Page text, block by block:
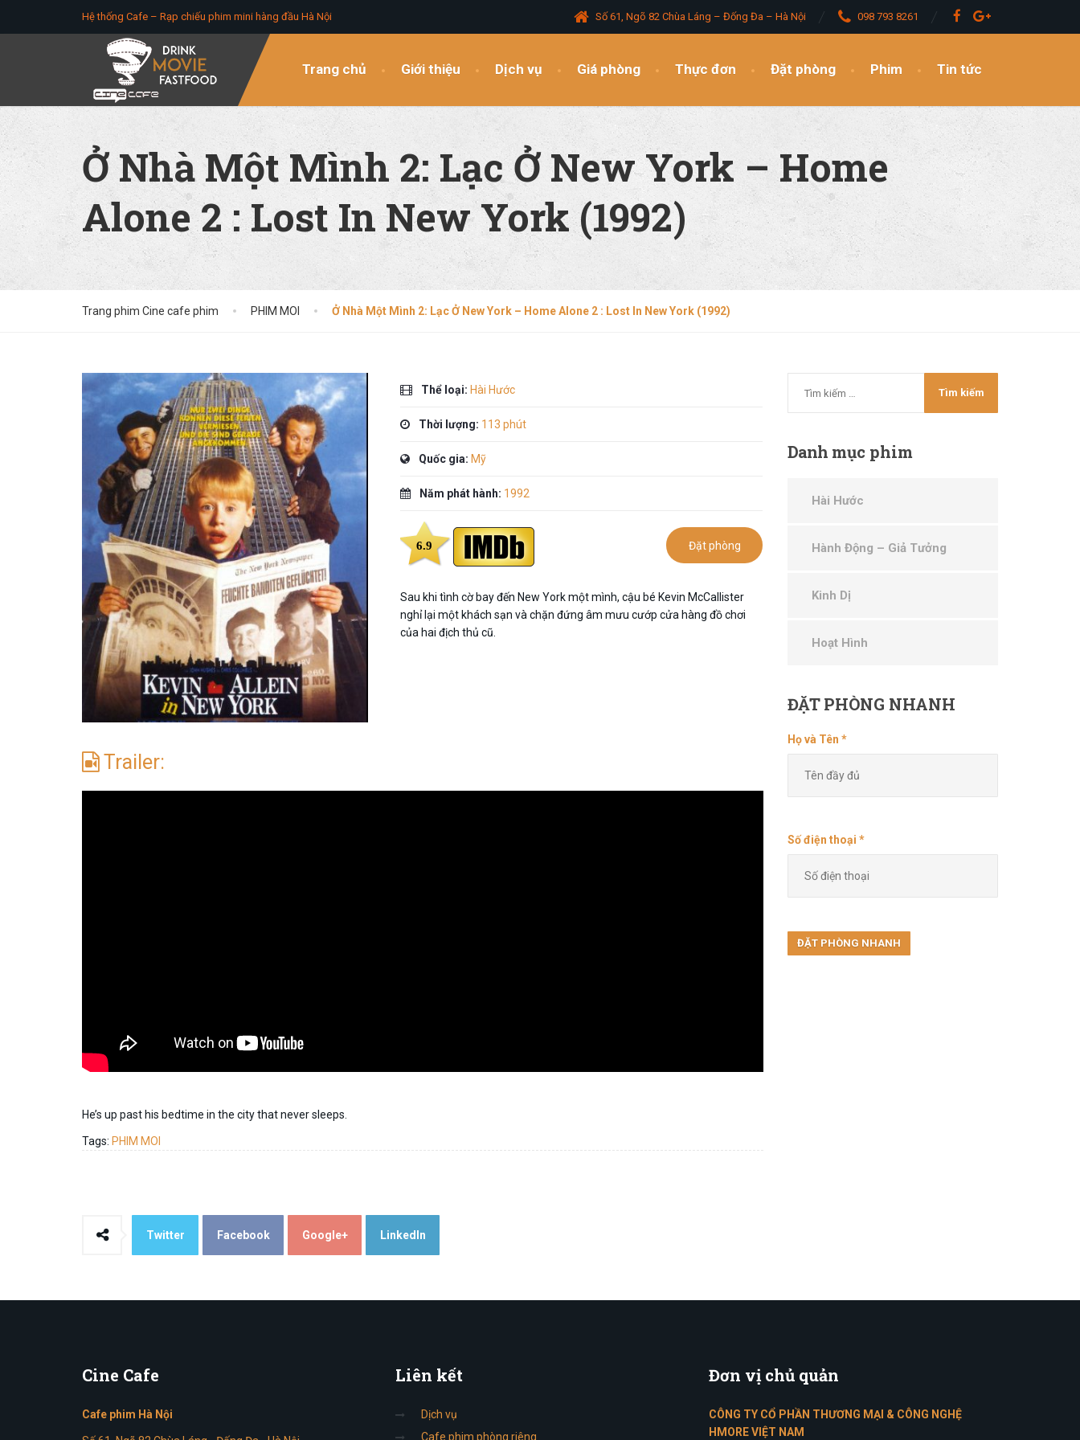
Hệ thống Cafe – Rạp chiếu phim mini hàng đầu Hà Nội Số 61, Ngõ 82 Chùa Láng – Đống Đa – Hà Nội 098 793 8261
Trang chủ Giới thiệu Dịch vụ Giá phòng Thực đơn Đặt phòng Phim Tin tức
Ở Nhà Một Mình 2: Lạc Ở New York – Home
Alone 2 : Lost In New York (1992)
Trang phim Cine cafe phim PHIM MOI Ở Nhà Một Mình 2: Lạc Ở New York – Home Alone 2 : Lost In New York (1992)
Thể loại: Hài Hước
Thời lượng: 113 phút
Quốc gia: Mỹ
Năm phát hành: 1992
6.9 Đặt phòng
Sau khi tình cờ bay đến New York một mình, cậu bé Kevin McCallister
nghỉ lại một khách sạn và chặn đứng âm mưu cướp cửa hàng đồ chơi
của hai địch thủ cũ.
Trailer:
He’s up past his bedtime in the city that never sleeps.
Tags: PHIM MOI
Twitter Facebook Google+ LinkedIn
Danh mục phim
Hài Hước
Hành Động – Giả Tưởng
Kinh Dị
Hoạt Hình
ĐẶTPHÒNG NHANH
Họ và Tên *
Số điện thoại *
Cine Cafe
Cafe phim Hà Nội
Liên kết
Dịch vụ
Cafe phim phòng riêng
Đơn vị chủ quản
CÔNG TY CỔ PHẦN THƯƠNG MẠI & CÔNG NGHỆ
HMORE VIỆT NAM